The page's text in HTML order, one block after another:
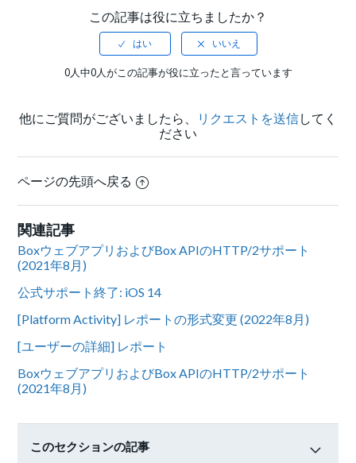
この記事は役に立ちましたか？
0人中0人がこの記事が役に立ったと言っています
他にご質問がございましたら、 リクエストを送信してく
ださい
ページの先頭へ戻る
関連記事
BoxウェブアプリおよびBox APIのHTTP/2サポート
(2021年8月)
公式サポート終了: iOS 14
[Platform Activity] レポートの形式変更 (2022年8月)
[ユーザーの詳細] レポート
BoxウェブアプリおよびBox APIのHTTP/2サポート
(2021年8月)
このセクションの記事